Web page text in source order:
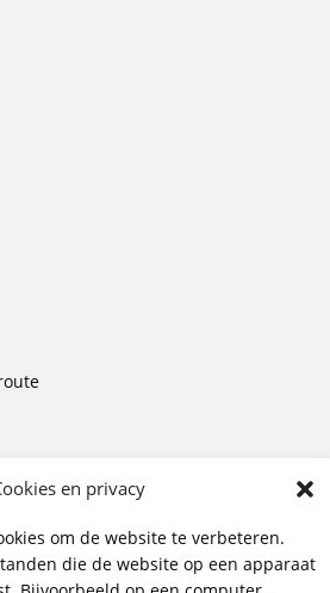
en privacy
om de website te verbeteren.
die de website op een apparaat
in: